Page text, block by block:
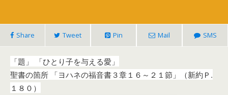
Share Tweet Pin Mail SMS
「題」 「ひとり子を与える愛」
聖書の箇所 「ヨハネの福音書３章１６～２１節」（新約Ｐ.
１８０）